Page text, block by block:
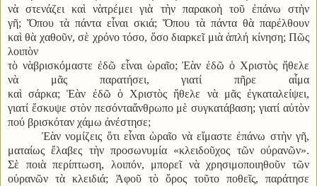
νὰ στενάζει καὶ νὰτρέμει γιὰ τὴν παρακοὴ τοῦ ἐπάνω στὴν
γῆ; Ὅπου τὰ πάντα εἶναι σκιά; Ὅπου τὰ πάντα θὰ παρέλθουν
καὶ θὰ χαθοῦν, σὲ χρόνο τόσο, ὅσο διαρκεῖ μιὰ ἁπλή κίνηση; Πῶς
λοιπὸν
τὸ νὰβρισκόμαστε ἐδῶ εἶναι ὡραῖο; Ἐὰν ἐδῶ ὁ Χριστὸς ἤθελε
νὰ μᾶς παρατήσει, γιατί πῆρε αἷμα
καὶ σάρκα; Ἐὰν ἐδῶ ὁ Χριστὸς ἤθελε νὰ μᾶς ἐγκαταλείψει,
γιατί ἔσκυψε στὸν πεσόνταἄνθρωπο μὲ συγκατάβαση; γιατί αὐτὸν
πού βρισκόταν χάμω ἀνέστησε;
Ἐὰν νομίζεις ὅτι εἶναι ὡραῖο νὰ εἴμαστε ἐπάνω στὴν γῆ,
ματαίως ἔλαβες τὴν προσωνυμία «κλειδοῦχος τῶν οὐρανῶν».
Σὲ ποιὰ περίπτωση, λοιπόν, μπορεῖ νὰ χρησιμοποιηθοῦν τῶν
οὐρανῶν τὰ κλειδιά; Ἀφοῦ τὸ ὅρος τοῦτο ποθεῖς, παράτησε